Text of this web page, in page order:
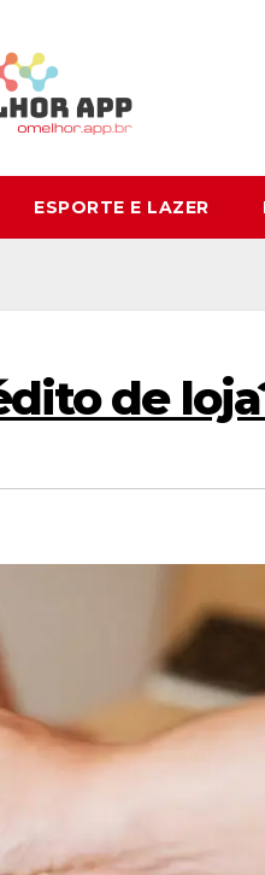
ESPORTE E LAZER
de